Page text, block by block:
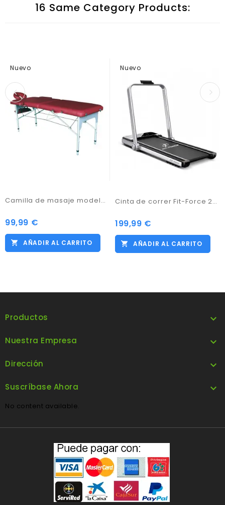
16 Same Category Products:
Nuevo
Camilla de masaje modelo VIP2211BUR
Precio
99,99 €
AÑADIR AL CARRITO
Nuevo
Cinta de correr Fit-Force 2000W Velocidad 9 Kmph Bluetooth Almacenaje fácil.
Precio
199,99 €
AÑADIR AL CARRITO
Productos 
Nuestra Empresa 
Dirección 
Suscríbase Ahora 
No content available.